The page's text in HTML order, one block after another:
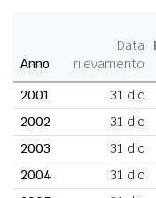
Anno
Data
rilevamento
2001
31 dic
2002
31 dic
2003
31 dic
2004
31 dic